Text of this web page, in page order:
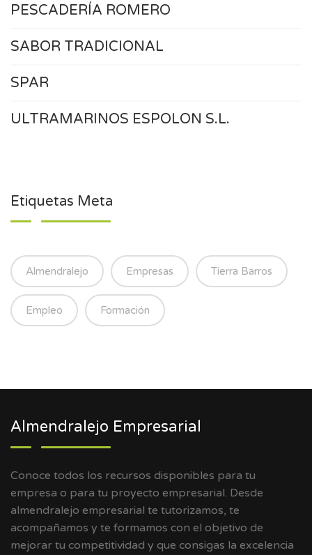
PESCADERÍA ROMERO
SABOR TRADICIONAL
SPAR
ULTRAMARINOS ESPOLON S.L.
Etiquetas Meta
Almendralejo Empresas Tierra Barros
Empleo Formación
Almendralejo Empresarial
Conoce todos los recursos disponibles para tu
empresa o para tu proyecto empresarial. Desde
almendralejo empresarial te tutorizamos, te
acompañamos y te formamos con el objetivo de
mejorar tu competitividad y que consigas la excelencia